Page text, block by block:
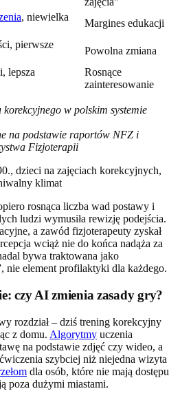
, niewielka
Margines edukacji
pierwsze
Powolna zmiana
lepsza
Rosnące
zainteresowanie
w polskim systemie
na podstawie raportów NFZ i
Fizjoterapii
rosnąca liczba wad postawy i
ludzi wymusiła rewizję podejścia.
a zawód fizjoterapeuty zyskał
wciąż nie do końca nadąża za
bywa traktowana jako
nie element profilaktyki dla każdego.
czy AI zmienia zasady gry?
rozdział – dziś trening korekcyjny
z domu. Algorytmy uczenia
na podstawie zdjęć czy wideo, a
szybciej niż niejedna wizyta
dla osób, które nie mają dostępu
poza dużymi miastami.